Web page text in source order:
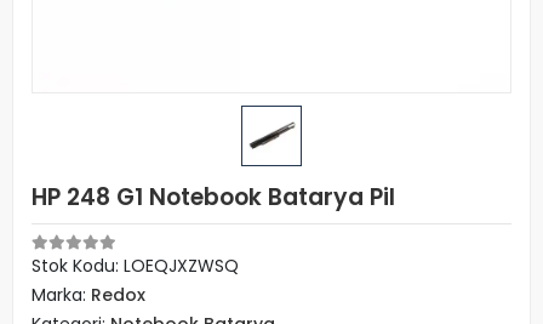
HP 248 G1 Notebook Batarya Pil
Stok Kodu: LOEQJXZWSQ
Marka: Redox